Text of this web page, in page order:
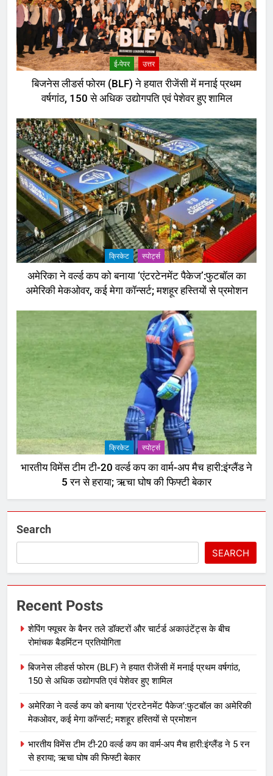
ई-पेपर उत्तर
बिजनेस लीडर्स फोरम (BLF) ने हयात रीजेंसी में मनाई प्रथम
वर्षगांठ, 150 से अधिक उद्योगपति एवं पेशेवर हुए शामिल
क्रिकेट ‎स्पोर्ट्स
अमेरिका ने वर्ल्ड कप को बनाया ‘एंटरटेनमेंट पैकेज’:फुटबॉल का
अमेरिकी मेकओवर, कई मेगा कॉन्सर्ट; मशहूर हस्तियों से प्रमोशन
क्रिकेट ‎स्पोर्ट्स
भारतीय विमेंस टीम टी-20 वर्ल्ड कप का वार्म-अप मैच हारी:इंग्लैंड ने
5 रन से हराया; ऋचा घोष की फिफ्टी बेकार
Search
SEARCH
Recent Posts
शेपिंग फ्यूचर के बैनर तले डॉक्टरों और चार्टर्ड अकाउंटेंट्स के बीच
रोमांचक बैडमिंटन प्रतियोगिता
बिजनेस लीडर्स फोरम (BLF) ने हयात रीजेंसी में मनाई प्रथम वर्षगांठ,
150 से अधिक उद्योगपति एवं पेशेवर हुए शामिल
अमेरिका ने वर्ल्ड कप को बनाया ‘एंटरटेनमेंट पैकेज’:फुटबॉल का अमेरिकी
मेकओवर, कई मेगा कॉन्सर्ट; मशहूर हस्तियों से प्रमोशन
भारतीय विमेंस टीम टी-20 वर्ल्ड कप का वार्म-अप मैच हारी:इंग्लैंड ने 5 रन
से हराया; ऋचा घोष की फिफ्टी बेकार